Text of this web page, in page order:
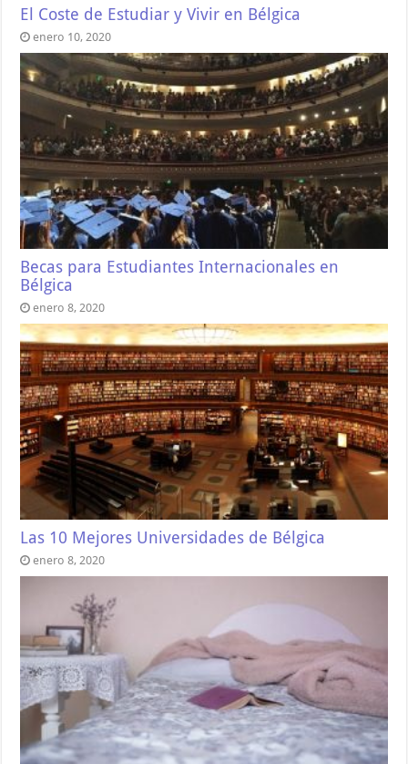
El Coste de Estudiar y Vivir en Bélgica
enero 10, 2020
Becas para Estudiantes Internacionales en
Bélgica
enero 8, 2020
Las 10 Mejores Universidades de Bélgica
enero 8, 2020